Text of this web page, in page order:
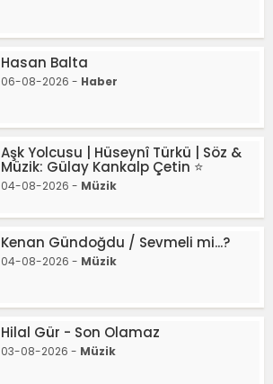
Hasan Balta
06-08-2026 - Haber
Aşk Yolcusu | Hüseynî Türkü | Söz &
Müzik: Gülay Kankalp Çetin ⭐
04-08-2026 - Müzik
Kenan Gündoğdu / Sevmeli mi...?
04-08-2026 - Müzik
Hilal Gür - Son Olamaz
03-08-2026 - Müzik